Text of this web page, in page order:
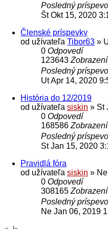
Posledný
Št Okt 15, 2020
Členské príspevky
od užívateľa Tibor63 »
0 Odpovedí
123643 Zobrazení
Posledný
Ut Apr 14, 2020
História do 12/2019
od užívateľa siskin » St
0 Odpovedí
168586 Zobrazení
Posledný
St Jan 15, 2020
Pravidlá fóra
od užívateľa siskin »
0 Odpovedí
308165 Zobrazení
Posledný
Ne Jan 06, 2019